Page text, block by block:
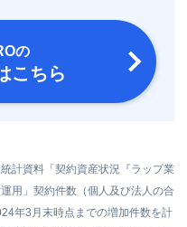
の
こちら
計資料「契約資産状況『ラップ業
用」契約件数（個人及び法人の合
年3月末時点までの増加件数を計